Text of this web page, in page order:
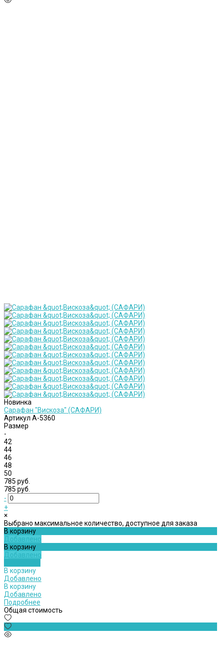
Новинка
Сарафан "Вискоза" (САФАРИ)
Артикул А-5360
Размер
-
42
44
46
48
50
785 руб.
785 руб.
-
+
×
Выбрано максимальное количество, доступное для заказа
В корзину
Добавлено
В корзину
Добавлено
В корзину
Добавлено
В корзину
Добавлено
Подробнее
Общая стоимость